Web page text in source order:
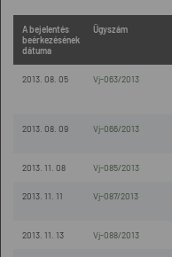
A bejelentés
beérkezésének
dátuma
Ügyszám
2013. 08. 05 Vj-063/2013
2013. 08. 09 Vj-066/2013
2013. 11. 08 Vj-085/2013
2013. 11. 11 Vj-087/2013
2013. 11. 13 Vj-088/2013